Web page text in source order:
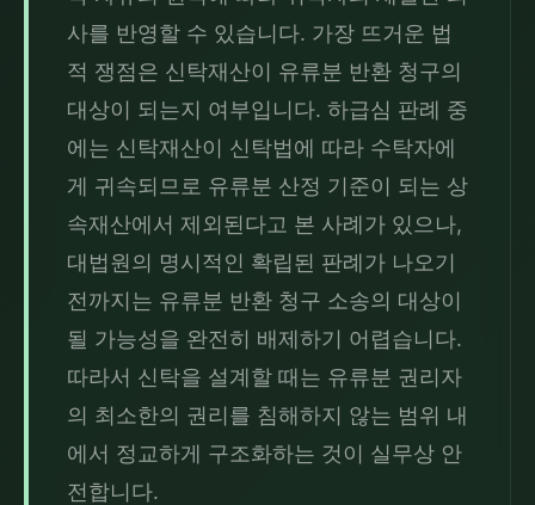
사를 반영할 수 있습니다. 가장 뜨거운 법
적 쟁점은 신탁재산이 유류분 반환 청구의
대상이 되는지 여부입니다. 하급심 판례 중
에는 신탁재산이 신탁법에 따라 수탁자에
게 귀속되므로 유류분 산정 기준이 되는 상
속재산에서 제외된다고 본 사례가 있으나,
대법원의 명시적인 확립된 판례가 나오기
전까지는 유류분 반환 청구 소송의 대상이
될 가능성을 완전히 배제하기 어렵습니다.
따라서 신탁을 설계할 때는 유류분 권리자
의 최소한의 권리를 침해하지 않는 범위 내
에서 정교하게 구조화하는 것이 실무상 안
전합니다.